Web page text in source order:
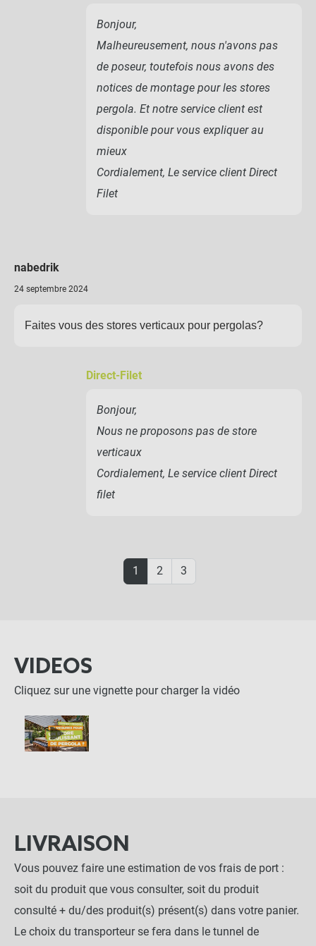
Bonjour,
Malheureusement, nous n'avons pas
de poseur, toutefois nous avons des
notices de montage pour les stores
pergola. Et notre service client est
disponible pour vous expliquer au
mieux
Cordialement, Le service client Direct
Filet
nabedrik
24 septembre 2024
Faites vous des stores verticaux pour pergolas?
Direct-Filet
Bonjour,
Nous ne proposons pas de store
verticaux
Cordialement, Le service client Direct
filet
1 2 3
VIDEOS
Cliquez sur une vignette pour charger la vidéo
LIVRAISON
Vous pouvez faire une estimation de vos frais de port :
soit du produit que vous consulter, soit du produit
consulté + du/des produit(s) présent(s) dans votre panier.
Le choix du transporteur se fera dans le tunnel de